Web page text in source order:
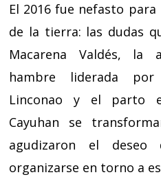
El 2016 fue nefasto
de la tierra: las dudas
Macarena Valdés, la
hambre liderada
Linconao y el parto
Cayuhan se
agudizaron el
organizarse en torno a